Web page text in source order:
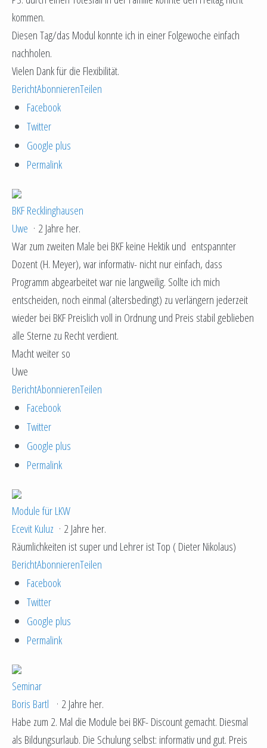
kommen.
Diesen Tag/das Modul konnte ich in einer Folgewoche einfach
nachholen.
Vielen Dank für die Flexibilität.
BerichtAbonnierenTeilen
Facebook
Twitter
Google plus
Permalink
BKF Recklinghausen
Uwe · 2 Jahre her.
War zum zweiten Male bei BKF keine Hektik und entspannter
Dozent (H. Meyer), war informativ- nicht nur einfach, dass
Programm abgearbeitet war nie langweilig. Sollte ich mich
entscheiden, noch einmal (altersbedingt) zu verlängern jederzeit
wieder bei BKF Preislich voll in Ordnung und Preis stabil geblieben
alle Sterne zu Recht verdient.
Macht weiter so
Uwe
BerichtAbonnierenTeilen
Facebook
Twitter
Google plus
Permalink
Module für LKW
Ecevit Kuluz · 2 Jahre her.
Räumlichkeiten ist super und Lehrer ist Top ( Dieter Nikolaus)
BerichtAbonnierenTeilen
Facebook
Twitter
Google plus
Permalink
Seminar
Boris Bartl · 2 Jahre her.
Habe zum 2. Mal die Module bei BKF- Discount gemacht. Diesmal
als Bildungsurlaub. Die Schulung selbst: informativ und gut. Preis